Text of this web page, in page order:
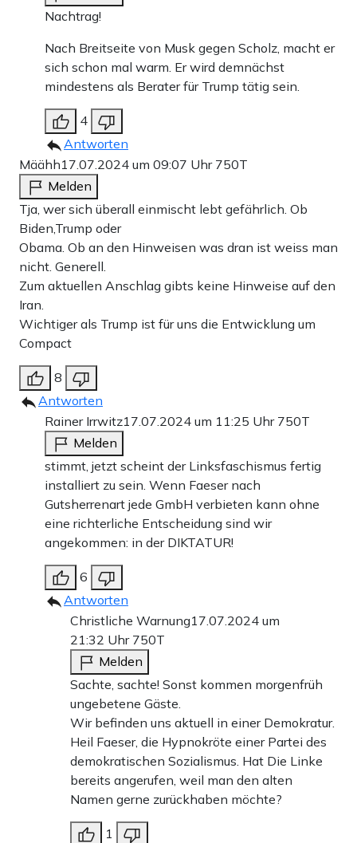
Nachtrag!
Nach Breitseite von Musk gegen Scholz, macht er
sich schon mal warm. Er wird demnächst
mindestens als Berater für Trump tätig sein.
4
Antworten
Määhh17.07.2024 um 09:07 Uhr 750T
Melden
Tja, wer sich überall einmischt lebt gefährlich. Ob
Biden,Trump oder
Obama. Ob an den Hinweisen was dran ist weiss man
nicht. Generell.
Zum aktuellen Anschlag gibts keine Hinweise auf den
Iran.
Wichtiger als Trump ist für uns die Entwicklung um
Compact
8
Antworten
Rainer Irrwitz17.07.2024 um 11:25 Uhr 750T
Melden
stimmt, jetzt scheint der Linksfaschismus fertig
installiert zu sein. Wenn Faeser nach
Gutsherrenart jede GmbH verbieten kann ohne
eine richterliche Entscheidung sind wir
angekommen: in der DIKTATUR!
6
Antworten
Christliche Warnung17.07.2024 um
21:32 Uhr 750T
Melden
Sachte, sachte! Sonst kommen morgenfrüh
ungebetene Gäste.
Wir befinden uns aktuell in einer Demokratur.
Heil Faeser, die Hypnokröte einer Partei des
demokratischen Sozialismus. Hat Die Linke
bereits angerufen, weil man den alten
Namen gerne zurückhaben möchte?
1